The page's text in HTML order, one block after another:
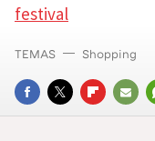
festival
FACEBOOK
TWITTERFLIPBOARD
E-
TEMAS Shopping